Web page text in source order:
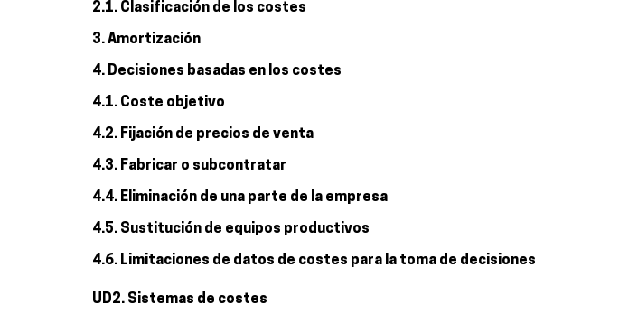
2.1. Clasificación de los costes
3. Amortización
4. Decisiones basadas en los costes
4.1. Coste objetivo
4.2. Fijación de precios de venta
4.3. Fabricar o subcontratar
4.4. Eliminación de una parte de la empresa
4.5. Sustitución de equipos productivos
4.6. Limitaciones de datos de costes para la toma de decisiones
UD2. Sistemas de costes